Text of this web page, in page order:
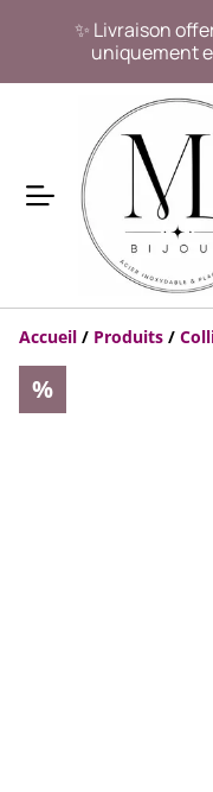
✨ Livraison
uniquement
Accueil / Produits /
%